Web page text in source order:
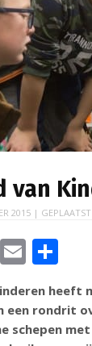
van
2015 |
Li
n
E
m
ai
l
e
n
een rondrit
schepen